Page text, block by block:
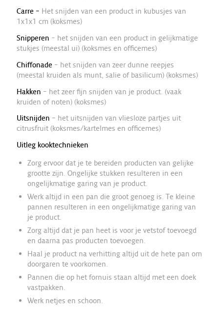
Carre – Het snijden van een product in kubusjes van
1x1x1 cm (koksmes)
Snipperen – het snijden van een product in gelijkmatige
stukjes (meestal ui) (koksmes en officemes)
Chiffonade – het snijden van zeer dunne reepjes
(meestal kruiden als munt, salie of basilicum) (koksmes)
Hakken – het zeer fijn snijden van je product. (vaak
kruiden of noten) (koksmes)
Uitsnijden – het uitsnijden van vliesloze partjes uit
citrusfruit (koksmes/kartelmes en officemes)
Uitleg kooktechnieken
Zorg ervoor dat je te bereiden producten van gelijke
grootte zijn. Ongelijke stukken resulteren in een
ongelijkmatige garing van je product.
Werk altijd in een pan die groot genoeg is. Te kleine
pannen resulteren in een ongelijkmatige garing van
je product.
Zorg altijd dat je pan heet is voor je vetstof toevoegd
en daarna pas producten toevoegen.
Haal je product na verhitting altijd uit de hete pan om
doorgaren te voorkomen.
Pannen die op het fornuis staan altijd met een doek
vastpakken.
Werk netjes en schoon.